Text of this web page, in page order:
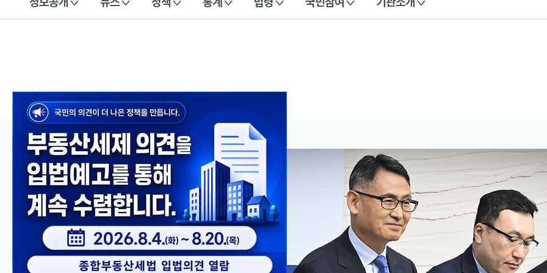
이 누리집은 대한민국 공식 전자정부 누리집입니다.
메인 콘텐츠